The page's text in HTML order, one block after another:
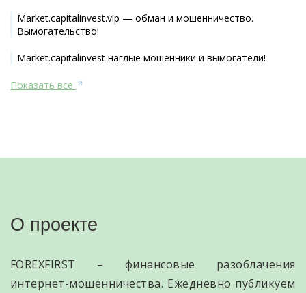
Market.capitalinvest.vip — обман и мошенничество.
Вымогательство!
Market.capitalinvest наглые мошенники и вымогатели!
Показать все
О проекте
FOREXFIRST – финансовые разоблачения
интернет-мошенничества. Ежедневно публикуем